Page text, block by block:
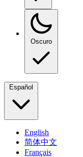
Oscuro
Español
English
简体中文
Français